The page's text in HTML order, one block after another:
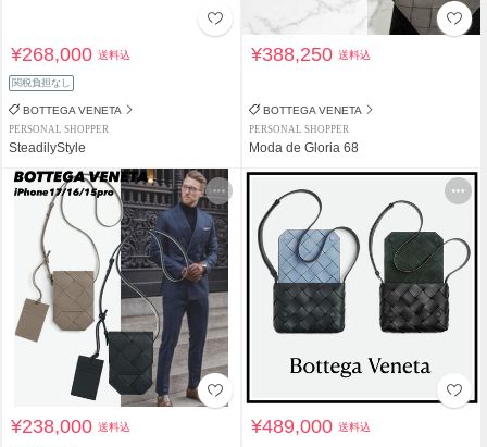
¥268,000送料込
関税負担なし
BOTTEGA VENETA
PERSONAL SHOPPER
SteadilyStyle
¥388,250送料込
BOTTEGA VENETA
PERSONAL SHOPPER
Moda de Gloria 68
¥238,000送料込 ¥489,000送料込